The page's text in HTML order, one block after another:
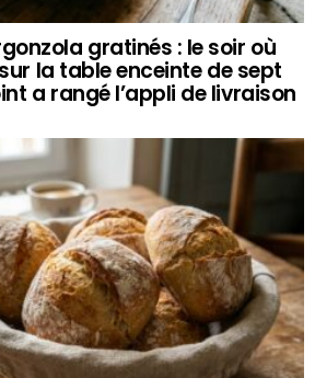
gratinés : le soir où
la table enceinte de sept
a rangé l’appli de livraison